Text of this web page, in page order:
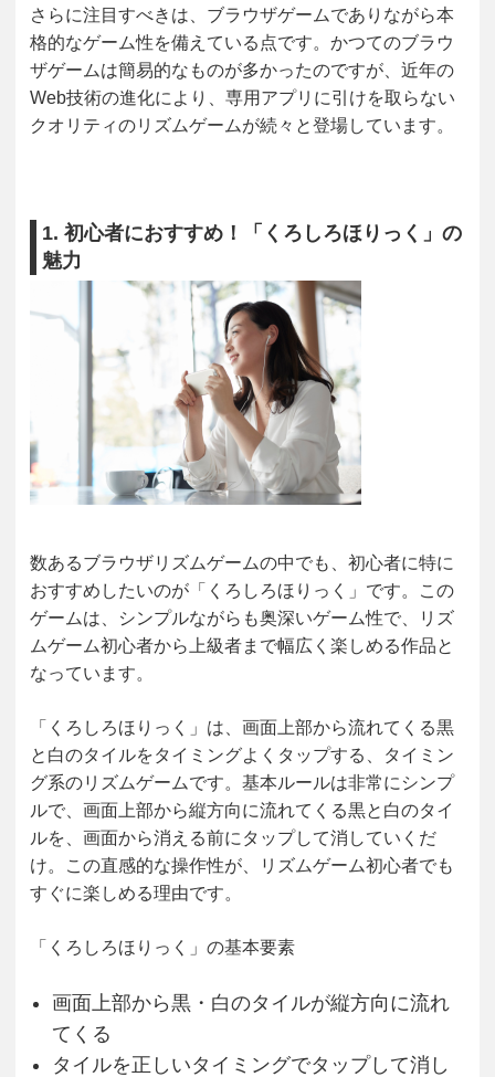
さらに注目すべきは、ブラウザゲームでありながら本
格的なゲーム性を備えている点です。かつてのブラウ
ザゲームは簡易的なものが多かったのですが、近年の
Web技術の進化により、専用アプリに引けを取らない
クオリティのリズムゲームが続々と登場しています。
1. 初心者におすすめ！「くろしろほりっく」の
魅力
数あるブラウザリズムゲームの中でも、初心者に特に
おすすめしたいのが「くろしろほりっく」です。この
ゲームは、シンプルながらも奥深いゲーム性で、リズ
ムゲーム初心者から上級者まで幅広く楽しめる作品と
なっています。
「くろしろほりっく」は、画面上部から流れてくる黒
と白のタイルをタイミングよくタップする、タイミン
グ系のリズムゲームです。基本ルールは非常にシンプ
ルで、画面上部から縦方向に流れてくる黒と白のタイ
ルを、画面から消える前にタップして消していくだ
け。この直感的な操作性が、リズムゲーム初心者でも
すぐに楽しめる理由です。
「くろしろほりっく」の基本要素
画面上部から黒・白のタイルが縦方向に流れ
てくる
タイルを正しいタイミングでタップして消し